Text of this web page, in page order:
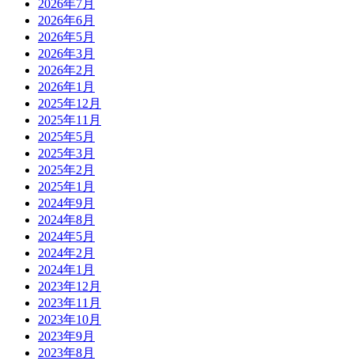
2026年7月
2026年6月
2026年5月
2026年3月
2026年2月
2026年1月
2025年12月
2025年11月
2025年5月
2025年3月
2025年2月
2025年1月
2024年9月
2024年8月
2024年5月
2024年2月
2024年1月
2023年12月
2023年11月
2023年10月
2023年9月
2023年8月